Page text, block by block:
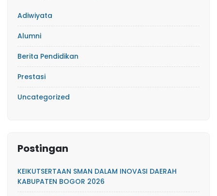
Adiwiyata
Alumni
Berita Pendidikan
Prestasi
Uncategorized
Postingan
KEIKUTSERTAAN SMAN DALAM INOVASI DAERAH
KABUPATEN BOGOR 2026